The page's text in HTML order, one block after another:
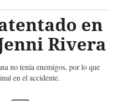
en
Rivera
no tenía enemigos, por lo que
en el accidente.